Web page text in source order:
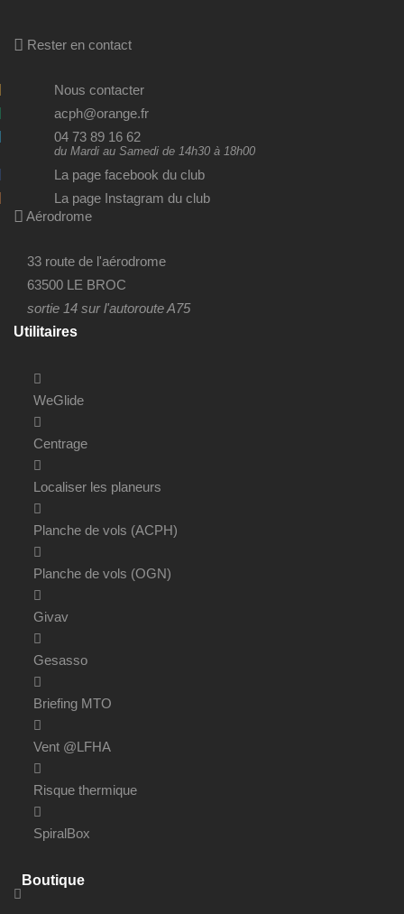
Rester en contact
Nous contacter
acph@orange.fr
04 73 89 16 62
du Mardi au Samedi de 14h30 à 18h00
La page facebook du club
La page Instagram du club
Aérodrome
33 route de l'aérodrome
63500 LE BROC
sortie 14 sur l'autoroute A75
Utilitaires
WeGlide
Centrage
Localiser les planeurs
Planche de vols (ACPH)
Planche de vols (OGN)
Givav
Gesasso
Briefing MTO
Vent @LFHA
Risque thermique
SpiralBox
Boutique